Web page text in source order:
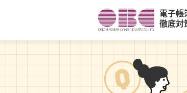
電子帳
徹底対